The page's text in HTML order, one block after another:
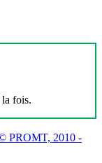
la fois.
PROMT, 2010 -